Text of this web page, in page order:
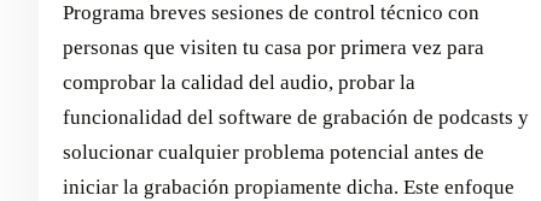
Programa breves sesiones de control técnico con
personas que visiten tu casa por primera vez para
comprobar la calidad del audio, probar la
funcionalidad del software de grabación de podcasts y
solucionar cualquier problema potencial antes de
iniciar la grabación propiamente dicha. Este enfoque